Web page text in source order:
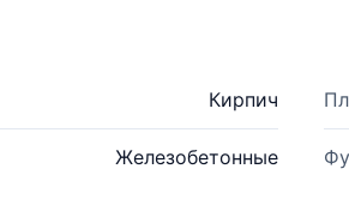
Кирпич
Железобетонные